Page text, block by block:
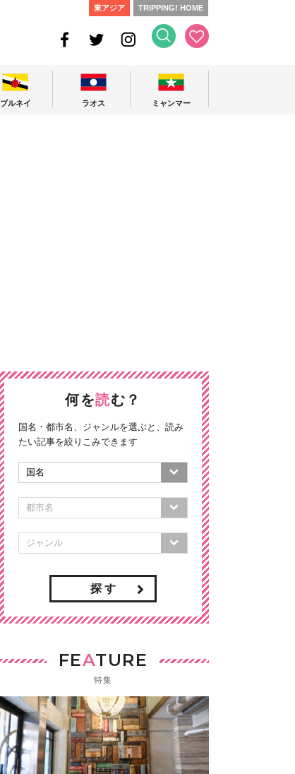
東アジア TRIPPING! HOME
ブルネイ ラオス ミャンマー
何を読む？
国名・都市名、ジャンルを選ぶと、読み
たい記事を絞りこみできます
探 す
FEATURE
特集